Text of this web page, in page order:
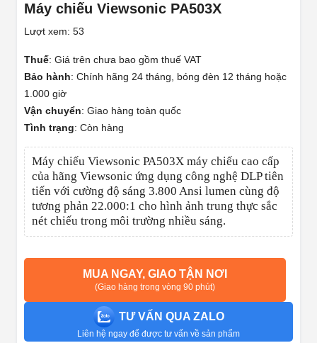
Máy chiếu Viewsonic PA503X
Lượt xem: 53
Thuế: Giá trên chưa bao gồm thuế VAT
Bảo hành: Chính hãng 24 tháng, bóng đèn 12 tháng hoặc
1.000 giờ
Vận chuyển: Giao hàng toàn quốc
Tình trạng: Còn hàng
Máy chiếu Viewsonic PA503X máy chiếu cao cấp
của hãng Viewsonic ứng dụng công nghệ DLP tiên
tiến với cường độ sáng 3.800 Ansi lumen cùng độ
tương phản 22.000:1 cho hình ảnh trung thực sắc
nét chiếu trong môi trường nhiều sáng.
MUA NGAY, GIAO TẬN NƠI
(Giao hàng trong vòng 90 phút)
TƯ VẤN QUA ZALO
Liên hệ ngay để được tư vấn về sản phẩm